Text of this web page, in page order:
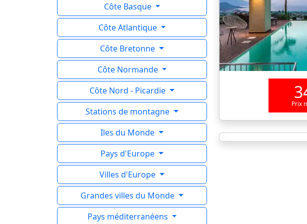
Côte Basque
Côte Atlantique
Côte Bretonne
Côte Normande
Côte Nord - Picardie
Stations de montagne
Iles du Monde
Pays d'Europe
Villes d'Europe
Grandes villes du Monde
Pays méditerranéens
Prix